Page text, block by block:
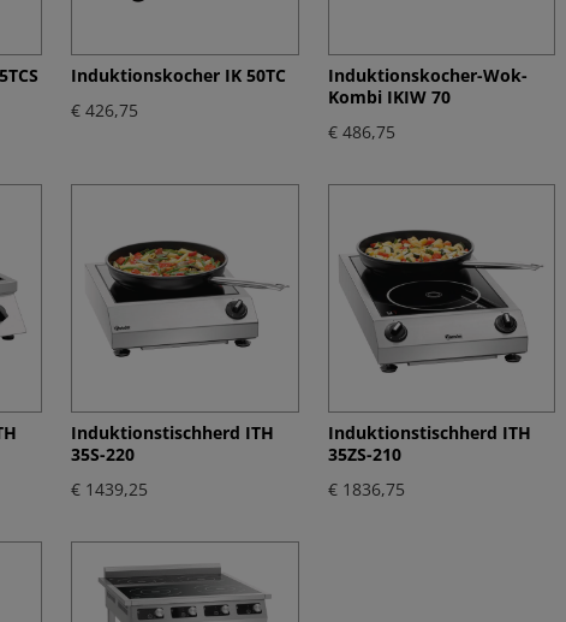
Induktionskocher IK 50TC
€ 426,75
Induktionskocher-Wok-
Kombi IKIW 70
€ 486,75
Induktionstischherd ITH
35S-220
€ 1439,25
Induktionstischherd ITH
35ZS-210
€ 1836,75